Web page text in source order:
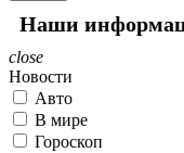
Наши
close
Новости
Авто
В мире
Гороскоп